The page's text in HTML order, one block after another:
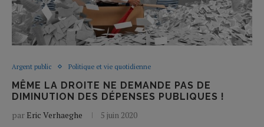
Argent public Politique et vie quotidienne
MÊME LA DROITE NE DEMANDE PAS DE
DIMINUTION DES DÉPENSES PUBLIQUES !
par Eric Verhaeghe 5 juin 2020